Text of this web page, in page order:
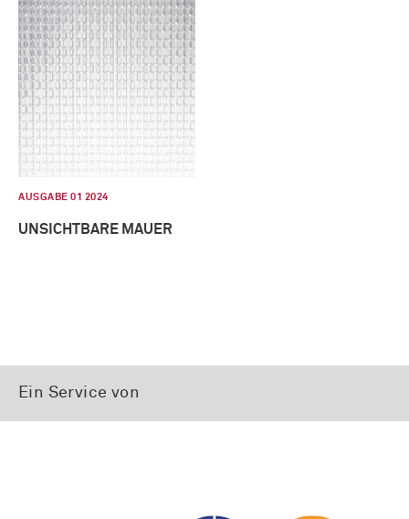
AUSGABE 01 2024
UNSICHTBARE MAUER
Ein Service von